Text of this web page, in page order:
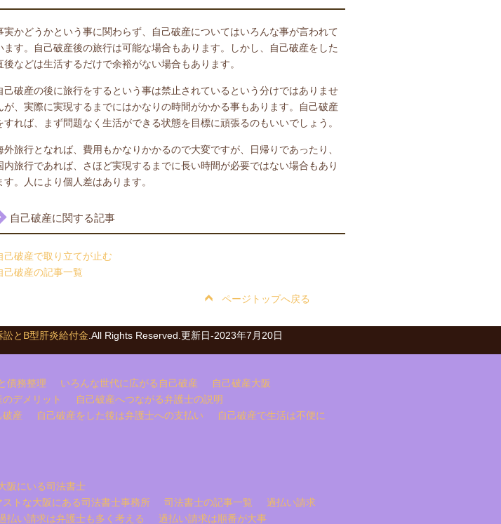
実かどうかという事に関わらず、自己破産についてはいろんな事が言われて
ます。自己破産後の旅行は可能な場合もあります。しかし、自己破産をした
後などは生活するだけで余裕がない場合もあります。
己破産の後に旅行をするという事は禁止されているという分けではありませ
が、実際に実現するまでにはかなりの時間がかかる事もあります。自己破産
すれば、まず問題なく生活ができる状態を目標に頑張るのもいいでしょう。
外旅行となれば、費用もかなりかかるので大変ですが、日帰りであったり、
内旅行であれば、さほど実現するまでに長い時間が必要ではない場合もあり
す。人により個人差はあります。
自己破産に関する記事
己破産で取り立てが止む
己破産の記事一覧
ページトップへ戻る
訟とB型肝炎給付金 .All Rights Reserved.更新日-2023年7月20日
債務整理 いろんな世代に広がる自己破産
自己破産大阪
のデメリット
自己破産へつながる弁護士の説明
破産 自己破産をした後は弁護士への支払い
自己破産で生活は不便に
阪にいる司法書士
ストな大阪にある司法書士事務所 司法書士の記事一覧
過払い請求
払い請求は弁護士も多く考える 過払い請求は順番が大事